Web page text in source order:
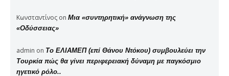
Κωνσταντίνος on Μια «συντηρητική» ανάγνωση της
«Οδύσσειας»
admin on Το ΕΛΙΑΜΕΠ (επί Θάνου Ντόκου) συμβουλεύει την
Τουρκία πώς θα γίνει περιφερειακή δύναμη με παγκόσμιο
ηγετικό ρόλο..